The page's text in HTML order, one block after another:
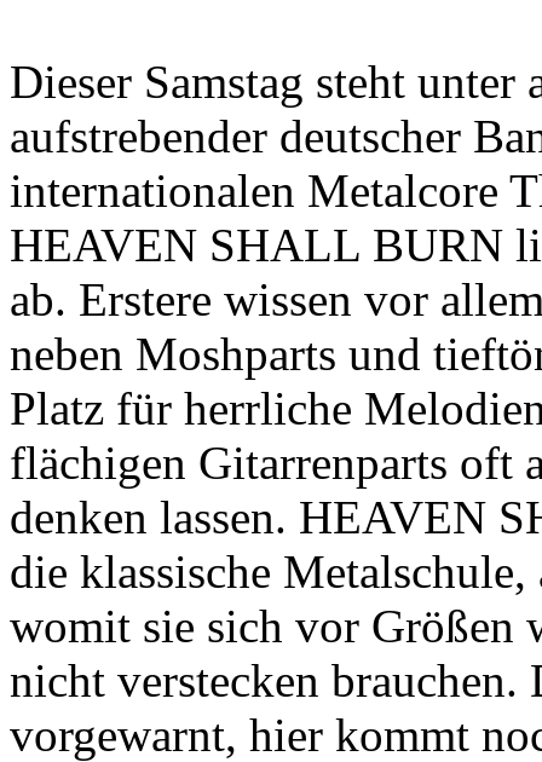
Dieser Samstag steht unter
aufstrebender deutscher
internationalen Metalcore
HEAVEN SHALL BURN
ab. Erstere wissen vor
neben Moshparts und
Platz für herrliche
flächigen Gitarrenparts oft
denken lassen. HEAVEN
die klassische
womit sie sich vor
nicht verstecken
vorgewarnt, hier kommt